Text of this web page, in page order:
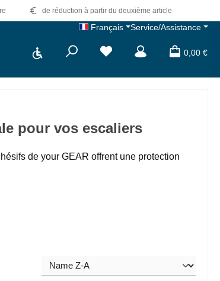
de réduction à partir du deuxième article
Français Service/Assistance
Show toolbar 0,00 €
pour vos escaliers
de your GEAR offrent une protection